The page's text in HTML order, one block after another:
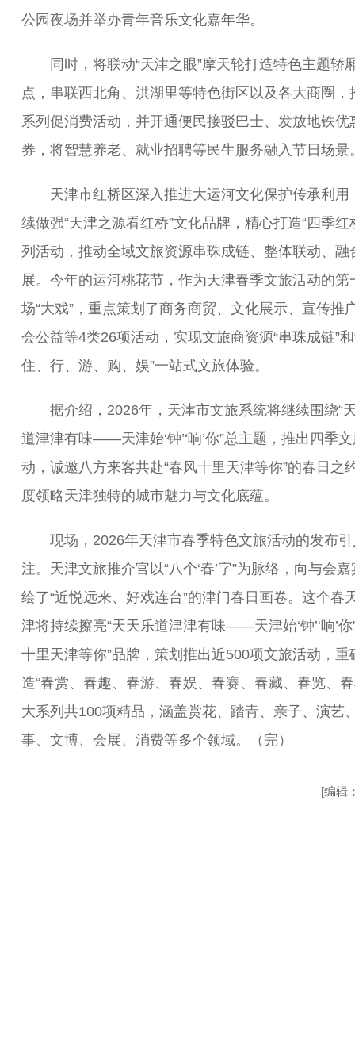
公园夜场并举办青年音乐文化嘉年华。
同时，将联动“天津之眼”摩天轮打造特色主题轿
点，串联西北角、洪湖里等特色街区以及各大商圈，
系列促消费活动，并开通便民接驳巴士、发放地铁优
券，将智慧养老、就业招聘等民生服务融入节日场景
天津市红桥区深入推进大运河文化保护传承利用
续做强“天津之源看红桥”文化品牌，精心打造“四季红
列活动，推动全域文旅资源串珠成链、整体联动、融
展。今年的运河桃花节，作为天津春季文旅活动的第
场“大戏”，重点策划了商务商贸、文化展示、宣传推
会公益等4类26项活动，实现文旅商资源“串珠成链”
住、行、游、购、娱”一站式文旅体验。
据介绍，2026年，天津市文旅系统将继续围绕“
道津津有味——天津始‘钟’‘响’你”总主题，推出四季
动，诚邀八方来客共赴“春风十里天津等你”的春日之
度领略天津独特的城市魅力与文化底蕴。
现场，2026年天津市春季特色文旅活动的发布引
注。天津文旅推介官以“八个‘春’字”为脉络，向与会
绘了“近悦远来、好戏连台”的津门春日画卷。这个春
津将持续擦亮“天天乐道津津有味——天津始‘钟’‘响’你
十里天津等你”品牌，策划推出近500项文旅活动，重
造“春赏、春趣、春游、春娱、春赛、春藏、春览、春
大系列共100项精品，涵盖赏花、踏青、亲子、演艺
事、文博、会展、消费等多个领域。（完）
[编辑